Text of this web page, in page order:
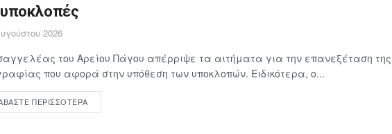
υποκλοπές
2026
του Αρείου Πάγου απέρριψε τα αιτήματα για την επανεξέταση της
που αφορά στην υπόθεση των υποκλοπών. Ειδικότερα, ο...
ΠΕΡΙΣΣΌΤΕΡΑ